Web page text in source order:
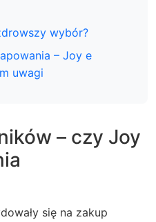
wybór?
– Joy e
uwagi
– czy Joy
się na zakup